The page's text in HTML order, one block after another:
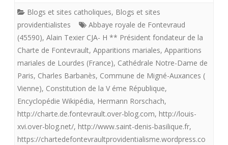
«
flotte
providentialiste”
offre
aux
royalistes
«
Blogs et sites catholiques, Blogs et sites
providentialistes
Abbaye royale de Fontevraud
(45590), Alain Texier CJA- H ** Président fondateur de la
Charte de Fontevrault, Apparitions mariales, Apparitions
mariales de Lourdes (France), Cathédrale Notre-Dame de
Paris, Charles Barbanès, Commune de Migné-Auxances (
Vienne), Constitution de la V éme République,
Encyclopédie Wikipédia, Hermann Rorschach,
http://charte.de.fontevrault.over-blog.com, http://louis-
xvi.over-blog.net/, http://www.saint-denis-basilique.fr,
https://chartedefontevraultprovidentialisme.wordpress.co